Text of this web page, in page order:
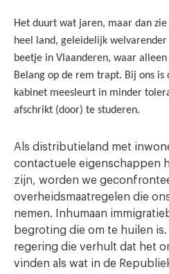
Het duurt wat jaren, maar dan
heel land, geleidelijk
beetje in Vlaanderen, waar
Belang op de rem trapt. Bij ons is
kabinet meesleurt in minder
afschrikt (door) te studeren.
Als distributieland met
contactuele eigenschappen
zijn, worden we
overheidsmaatregelen die
nemen. Inhumaan
begroting die om te huilen is.
regering die verhult dat het
vinden als wat in de